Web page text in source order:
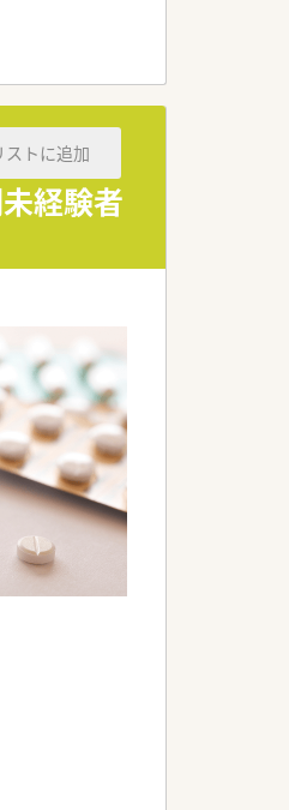
境です。
います。
経験者
ストに追加